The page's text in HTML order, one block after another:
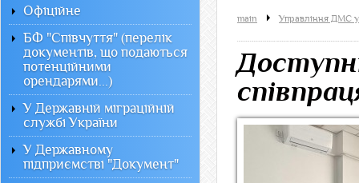
main Управління ДМС у
Офiцiйне
БФ "Співчуття" (перелік
документів, що подаються
потенційними
орендарями...)
У Державній міграційній
службі України
У Державному
підприємстві "Документ"